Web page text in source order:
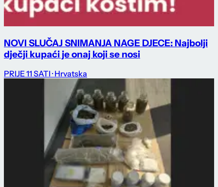
NOVI SLUČAJ SNIMANJA NAGE DJECE: Najbolji
dječji kupaći je onaj koji se nosi
PRIJE 11 SATI · Hrvatska